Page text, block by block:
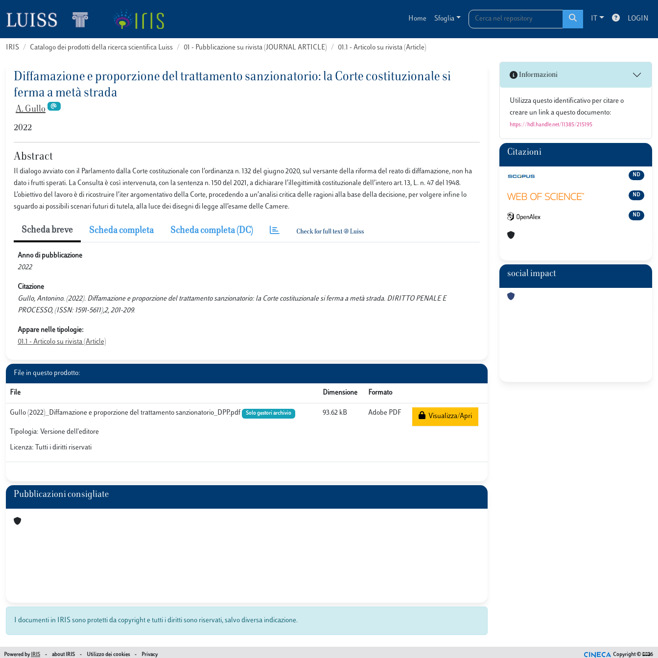
Home Sfoglia IT LOGIN
IRIS Catalogo dei prodotti della ricerca scientifica Luiss 01 - Pubblicazione su rivista (JOURNAL ARTICLE) 01.1 - Articolo su rivista (Article)
Diffamazione e proporzione del trattamento sanzionatorio: la Corte costituzionale si
ferma a metà strada
A. Gullo
2022
Abstract
Il dialogo avviato con il Parlamento dalla Corte costituzionale con l’ordinanza n. 132 del giugno 2020, sul versante della riforma del reato di diffamazione, non ha
dato i frutti sperati. La Consulta è così intervenuta, con la sentenza n. 150 del 2021, a dichiarare l’illegittimità costituzionale dell’intero art. 13, L. n. 47 del 1948.
L’obiettivo del lavoro è di ricostruire l’iter argomentativo della Corte, procedendo a un’analisi critica delle ragioni alla base della decisione, per volgere infine lo
sguardo ai possibili scenari futuri di tutela, alla luce dei disegni di legge all’esame delle Camere.
Scheda breve Scheda completa Scheda completa (DC)
Anno di pubblicazione
2022
Citazione
Gullo, Antonino. (2022). Diffamazione e proporzione del trattamento sanzionatorio: la Corte costituzionale si ferma a metà strada. DIRITTO PENALE E
PROCESSO, (ISSN: 1591-5611),2, 201-209.
Appare nelle tipologie:
01.1 - Articolo su rivista (Article)
File in questo prodotto:
File Dimensione Formato
Gullo (2022)_Diffamazione e proporzione del trattamento sanzionatorio_DPP.pdf Solo gestori archivio
Tipologia: Versione dell'editore
Licenza: Tutti i diritti riservati
93.62 kB Adobe PDF Visualizza/Apri
Pubblicazioni consigliate
I documenti in IRIS sono protetti da copyright e tutti i diritti sono riservati, salvo diversa indicazione.
Informazioni
Utilizza questo identificativo per citare o
creare un link a questo documento:
https://hdl.handle.net/11385/215195
Citazioni
ND
ND
ND
social impact
Powered by IRIS - about IRIS - Utilizzo dei cookies - Privacy Copyright © 2026